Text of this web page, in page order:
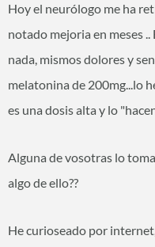
Hoy el neurólogo me ha
notado mejoria en meses
nada, mismos dolores y
melatonina de 200mg...lo
es una dosis alta y lo
Alguna de vosotras lo
algo de ello??
He curioseado por